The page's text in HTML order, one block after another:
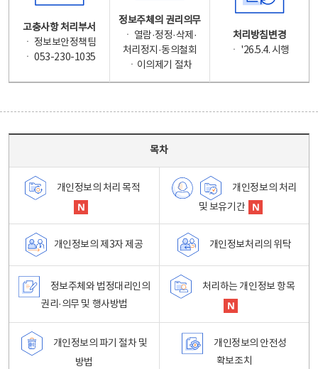
고충사항 처리부서
ㆍ 정보보안정책팀
ㆍ 053-230-1035
정보주체의 권리의무
ㆍ 열람·정정·삭제·
처리정지·동의철회
ㆍ이의제기 절차
처리방침변경
ㆍ '26.5.4. 시행
목차
개인정보의 처리 목적
개인정보의 처리
및 보유기간
개인정보의 제3자 제공 개인정보처리의 위탁
정보주체와 법정대리인의
권리·의무 및 행사방법
처리하는 개인정보 항목
개인정보의 파기 절차 및
방법
개인정보의 안전성
확보조치